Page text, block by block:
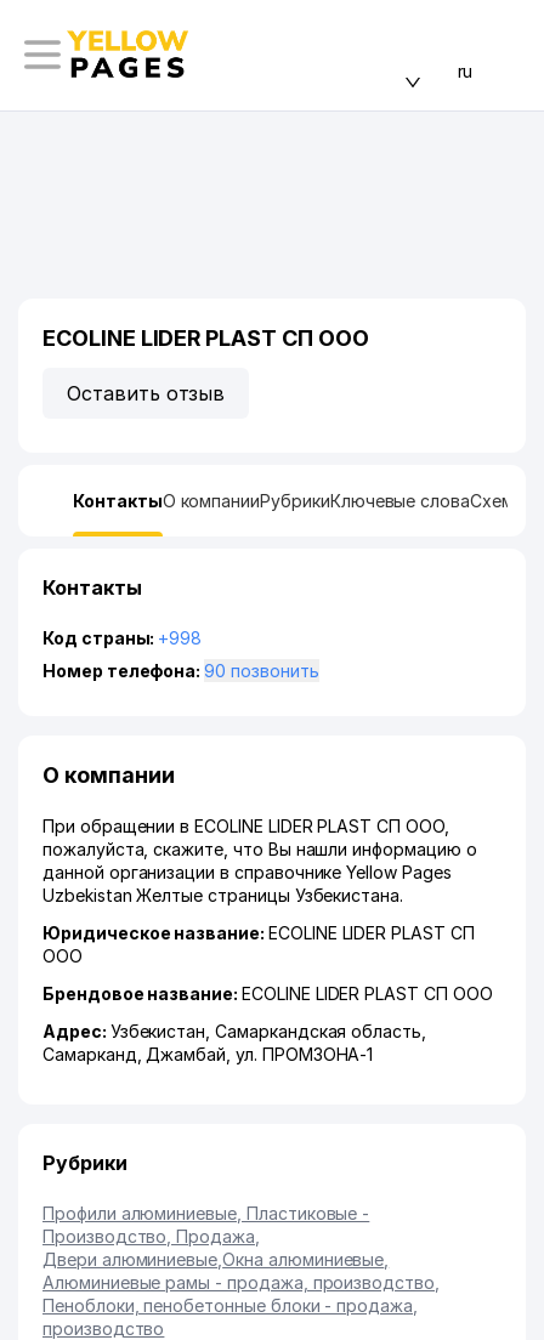
ru
ECOLINE LIDER PLAST СП ООО
Оставить отзыв
КонтактыО компанииРубрикиКлючевые словаСхема
Контакты
Код страны: +998
Номер телефона:
90 позвонить
О компании
При обращении в ECOLINE LIDER PLAST СП ООО,
пожалуйста, скажите, что Вы нашли информацию о
данной организации в справочнике Yellow Pages
Uzbekistan Желтые страницы Узбекистана.
Юридическое название: ECOLINE LIDER PLAST СП
ООО
Брендовое название: ECOLINE LIDER PLAST СП ООО
Адрес: Узбекистан,Самаркандская область
Самарканд Джамбай ,ул. ПРОМЗОНА-1
Рубрики
Профили алюминиевые, Пластиковые -
Производство, Продажа
Двери алюминиевые ,Окна алюминиевые
Алюминиевые рамы - продажа, производство
Пеноблоки, пенобетонные блоки - продажа,
производство